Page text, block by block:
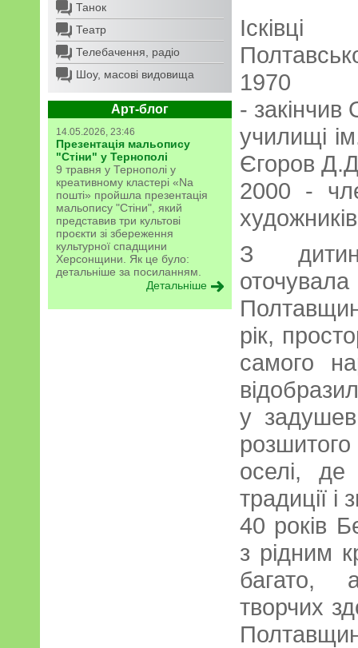
Танок
Театр
Телебачення, радіо
Шоу, масові видовища
Арт-блог
14.05.2026, 23:46
Презентація мальопису
"Стіни" у Тернополі
9 травня у Тернополі у
креативному кластері «Na
пошті» пройшла презентація
мальопису "Стіни", який
представив три культові
проєкти зі збереження
культурної спадщини
Херсонщини. Як це було:
детальніше за посиланням.
Детальніше
Ісківці
1970
-
училищі
Єгоров
2000 -
З
рік,
самого
у
оселі, де
традиції і
40 років
з рідним
багато,
творчих